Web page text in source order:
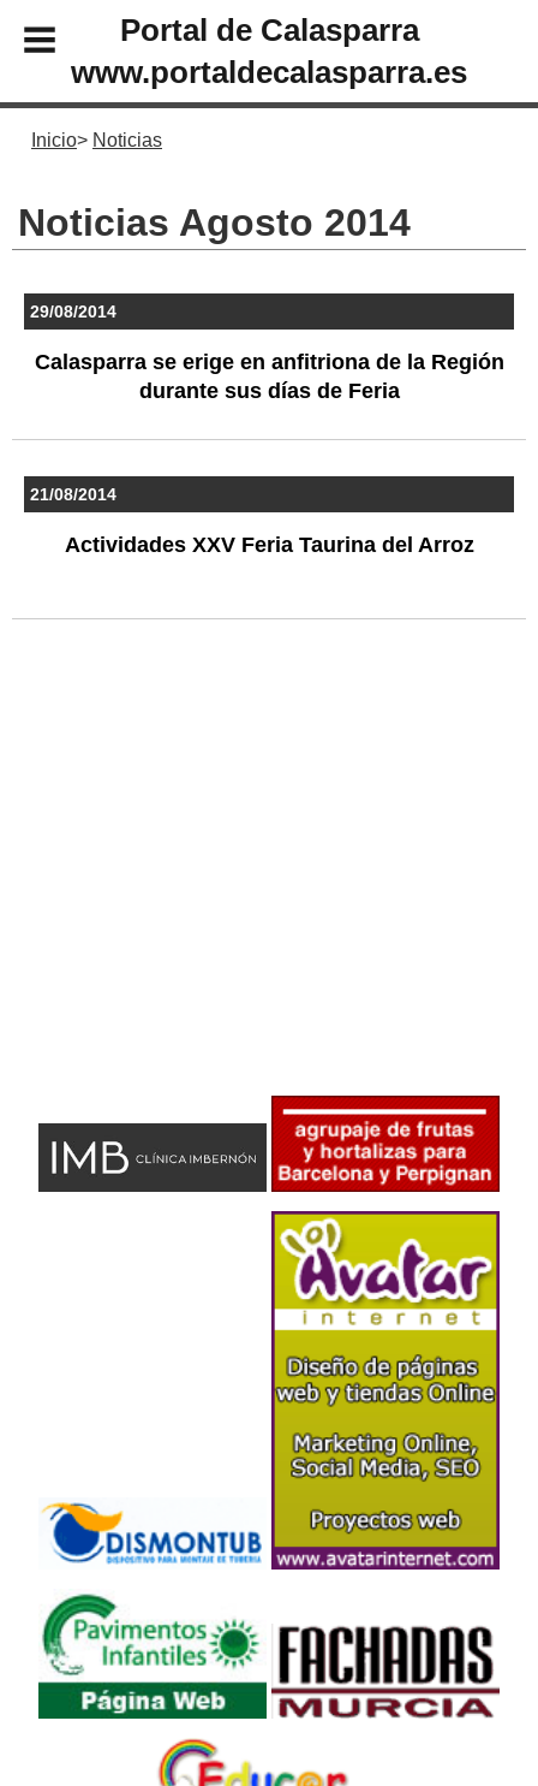
Portal de Calasparra
www.portaldecalasparra.es
Inicio Noticias
Noticias Agosto 2014
29/08/2014
Calasparra se erige en anfitriona de la Región
durante sus días de Feria
21/08/2014
Actividades XXV Feria Taurina del Arroz